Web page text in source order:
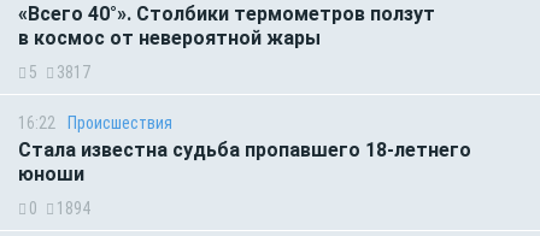
«Всего 40°». Столбики термометров ползут
в космос от невероятной жары
5 3817
16:22 Происшествия
Стала известна судьба пропавшего 18-летнего
юноши
0 1894